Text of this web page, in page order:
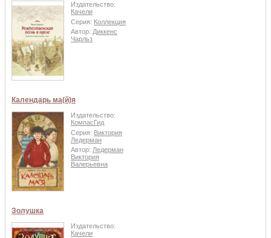
Издательство:
Качели
Серия: Коллекция
Автор: Диккенс
Чарльз
Календарь ма(й)я
Издательство:
КомпасГид
Серия: Виктория
Ледерман
Автор: Ледерман
Виктория
Валерьевна
Золушка
Издательство:
Качели